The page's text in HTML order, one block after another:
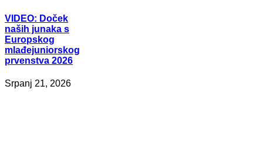
VIDEO: Doček
naših junaka s
Europskog
mlađejuniorskog
prvenstva 2026
Srpanj 21, 2026